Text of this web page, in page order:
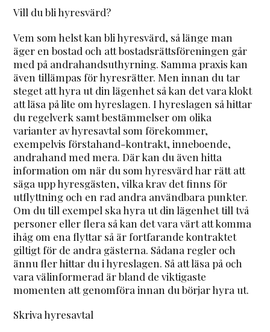
Vill du bli hyresvärd?
Vem som helst kan bli hyresvärd, så länge man
äger en bostad och att bostadsrättsföreningen går
med på andrahandsuthyrning. Samma praxis kan
även tillämpas för hyresrätter. Men innan du tar
steget att hyra ut din lägenhet så kan det vara klokt
att läsa på lite om hyreslagen. I hyreslagen så hittar
du regelverk samt bestämmelser om olika
varianter av hyresavtal som förekommer,
exempelvis förstahand-kontrakt, inneboende,
andrahand med mera. Där kan du även hitta
information om när du som hyresvärd har rätt att
säga upp hyresgästen, vilka krav det finns för
utflyttning och en rad andra användbara punkter.
Om du till exempel ska hyra ut din lägenhet till två
personer eller flera så kan det vara värt att komma
ihåg om ena flyttar så är fortfarande kontraktet
giltigt för de andra gästerna. Sådana regler och
ännu fler hittar du i hyreslagen. Så att läsa på och
vara välinformerad är bland de viktigaste
momenten att genomföra innan du börjar hyra ut.
Skriva hyresavtal